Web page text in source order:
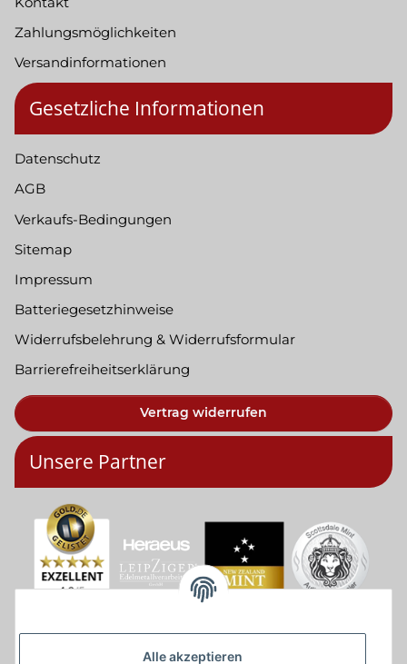
Alle akzeptieren
Zahlungsmöglichkeiten
Versandinformationen
Gesetzliche Informationen
Datenschutz
AGB
Verkaufs-Bedingungen
Sitemap
Impressum
Batteriegesetzhinweise
Widerrufsbelehrung & Widerrufsformular
Barrierefreiheitserklärung
Vertrag widerrufen
Unsere Partner